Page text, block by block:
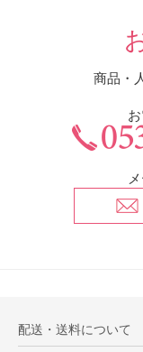
商品・
配送・送料について